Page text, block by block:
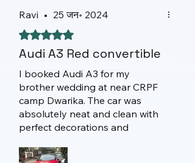
Ravi • 25 जन॰ 2024
5 में से 5 स्टार के रूप में रेट किया गया।
Audi A3 Red convertible
I booked Audi A3 for my
brother wedding at near CRPF
camp Dwarika. The car was
absolutely neat and clean with
perfect decorations and